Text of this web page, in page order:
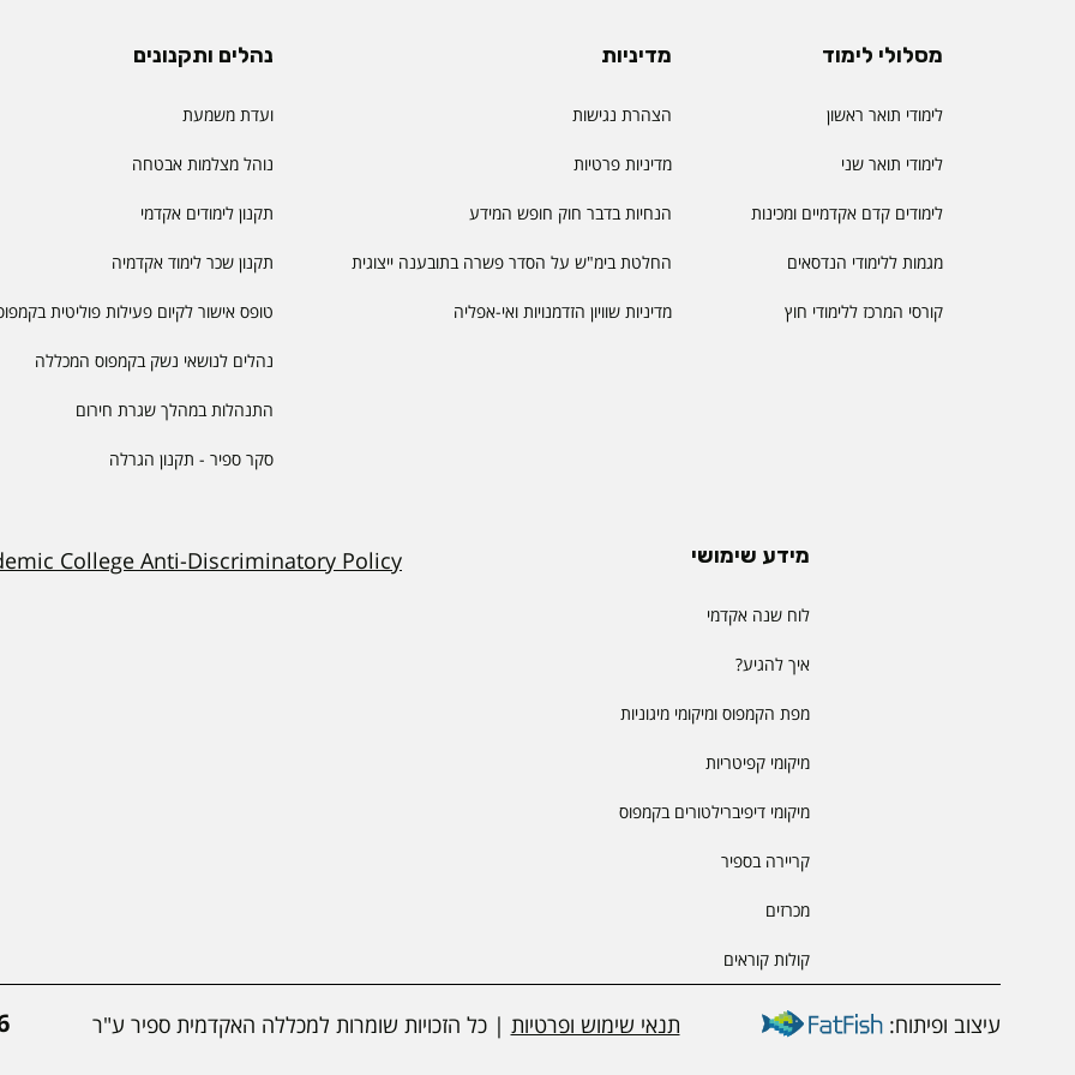
מסלולי לימוד
לימודי תואר ראשון
לימודי תואר שני
לימודים קדם אקדמיים ומכינות
מגמות ללימודי הנדסאים
קורסי המרכז ללימודי חוץ
מדיניות
הצהרת נגישות
מדיניות פרטיות
הנחיות בדבר חוק חופש המידע
החלטת בימ"ש על הסדר פשרה בתובענה ייצוגית
מדיניות שוויון הזדמנויות ואי-אפליה
נהלים ותקנונים
ועדת משמעת
נוהל מצלמות אבטחה
תקנון לימודים אקדמי
תקנון שכר לימוד אקדמיה
טופס אישור לקיום פעילות פוליטית
נהלים לנושאי נשק בקמפוס המכללה
התנהלות במהלך שגרת חירום
סקר ספיר - תקנון הגרלה
מידע שימושי
לוח שנה אקדמי
איך להגיע?
מפת הקמפוס ומיקומי מיגוניות
מיקומי קפיטריות
מיקומי דיפיברילטורים בקמפוס
קריירה בספיר
מכרזים
קולות קוראים
College Anti-Discriminatory Policy
עיצוב ופיתוח: תנאי שימוש ופרטיות | כל הזכויות שומרות למכללה האקדמית ספיר ע"ר